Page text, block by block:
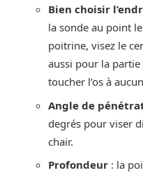
Bien choisir
la sonde au point
poitrine, visez le
aussi pour la
toucher l’os à
Angle de
degrés pour viser
chair.
Profondeur : la